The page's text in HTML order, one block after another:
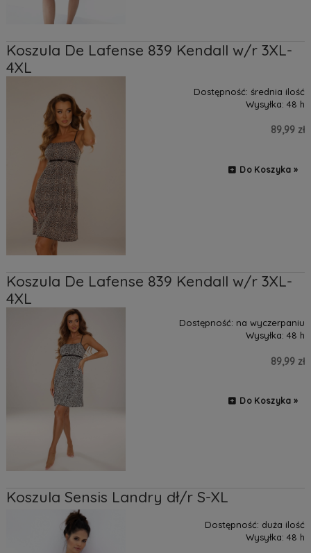
Koszula De Lafense 839 Kendall w/r 3XL-
4XL
Dostępność: średnia ilość
Wysyłka: 48 h
89,99 zł
Do Koszyka »
Koszula De Lafense 839 Kendall w/r 3XL-
4XL
Dostępność: na wyczerpaniu
Wysyłka: 48 h
89,99 zł
Do Koszyka »
Koszula Sensis Landry dł/r S-XL
Dostępność: duża ilość
Wysyłka: 48 h